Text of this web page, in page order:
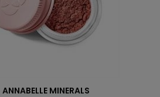
ANNABELLE MINERALS